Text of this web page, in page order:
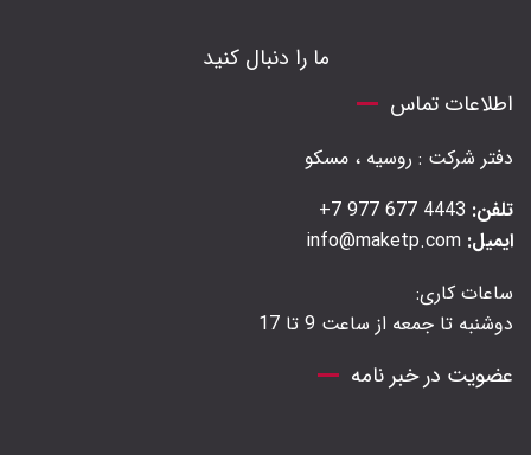
ما را دنبال کنید
اطلاعات تماس
دفتر شرکت : روسیه ، مسکو
تلفن:
ایمیل:
ساعات کاری:
دوشنبه تا جمعه از ساعت 9 تا 17
عضویت در خبر نامه